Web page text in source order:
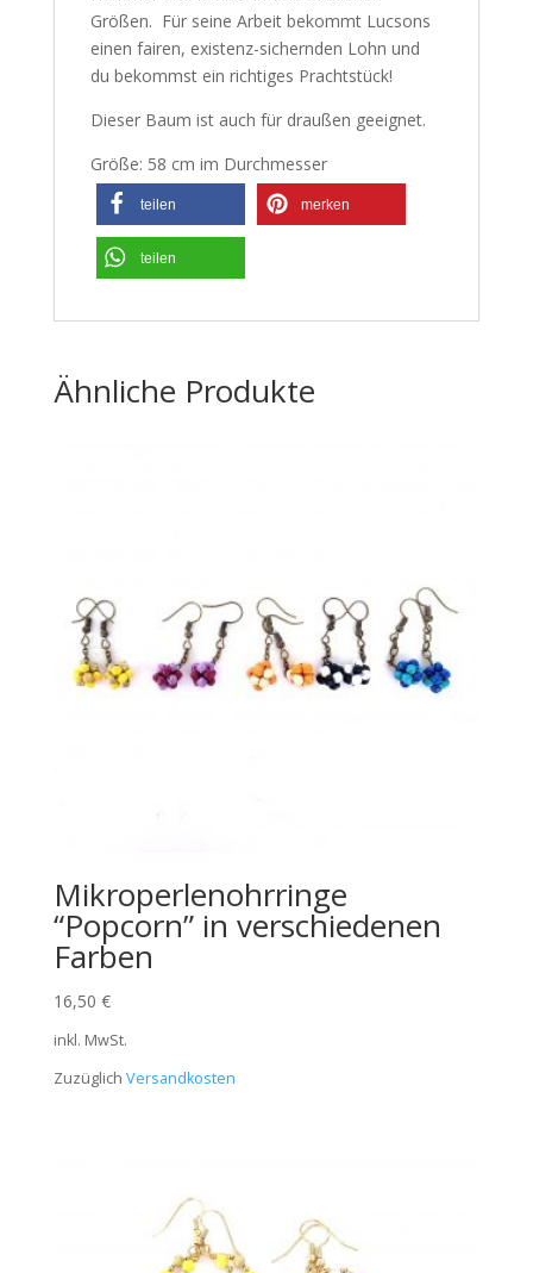
Größen. Für seine Arbeit bekommt Lucsons
einen fairen, existenz-sichernden Lohn und
du bekommst ein richtiges Prachtstück!
Dieser Baum ist auch für draußen geeignet.
Größe: 58 cm im Durchmesser
teilen merken
teilen
Ähnliche Produkte
Mikroperlenohrringe
“Popcorn” in verschiedenen
Farben
16,50 €
inkl. MwSt.
Zuzüglich Versandkosten